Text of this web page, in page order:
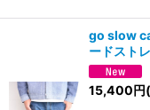
go slow
ードスト
15,400円